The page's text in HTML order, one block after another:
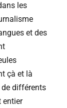
les
et des
çà et là
différents
entier